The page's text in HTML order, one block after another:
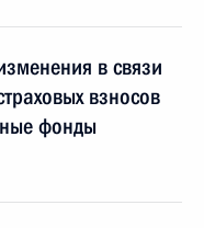
в связи
взносов
фонды